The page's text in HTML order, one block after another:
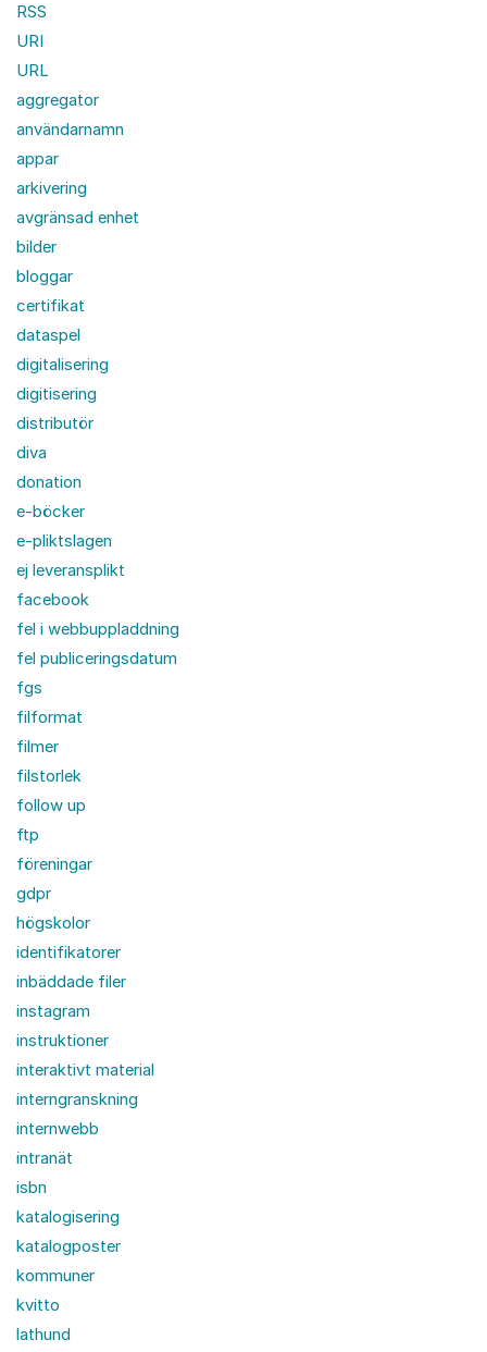
RSS
URI
URL
aggregator
användarnamn
appar
arkivering
avgränsad enhet
bilder
bloggar
certifikat
dataspel
digitalisering
digitisering
distributör
diva
donation
e-böcker
e-pliktslagen
ej leveransplikt
facebook
fel i webbuppladdning
fel publiceringsdatum
fgs
filformat
filmer
filstorlek
follow up
ftp
föreningar
gdpr
högskolor
identifikatorer
inbäddade filer
instagram
instruktioner
interaktivt material
interngranskning
internwebb
intranät
isbn
katalogisering
katalogposter
kommuner
kvitto
lathund